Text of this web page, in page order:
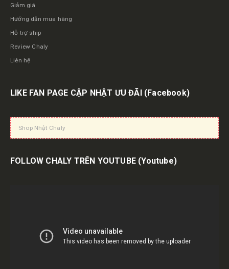
Giảm giá
Hướng dẫn mua hàng
Hỗ trợ ship
Review Chaly
Liên hệ
LIKE FAN PAGE CẬP NHẬT ƯU ĐÃI (Facebook)
Shop Nhật Chaly
FOLLOW CHALY TRÊN YOUTUBE (Youtube)